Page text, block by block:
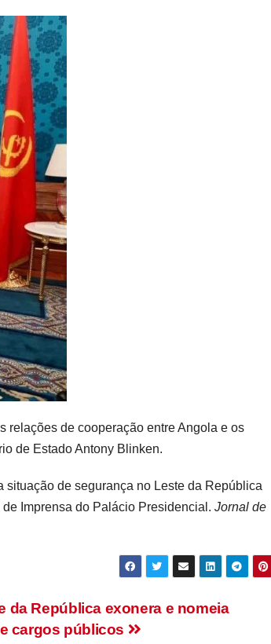
relações de cooperação entre Angola e os
de Estado Antony Blinken.
de segurança no Leste da República
Imprensa do Palácio Presidencial. Jornal de
da República exonera e nomeia
cargos públicos